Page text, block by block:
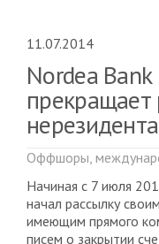
11.07.2014
Nordea
прекращает
Оффшоры,
Начиная с 7 июля
начал рассылку
имеющим прямого
писем о закрытии